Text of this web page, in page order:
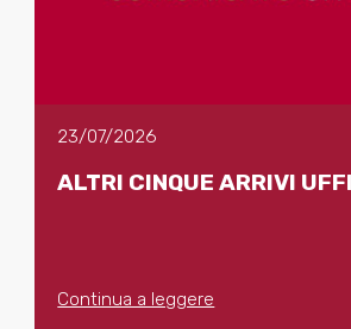
23/07/2026
ALTRI CINQUE ARRIVI
Continua a leggere